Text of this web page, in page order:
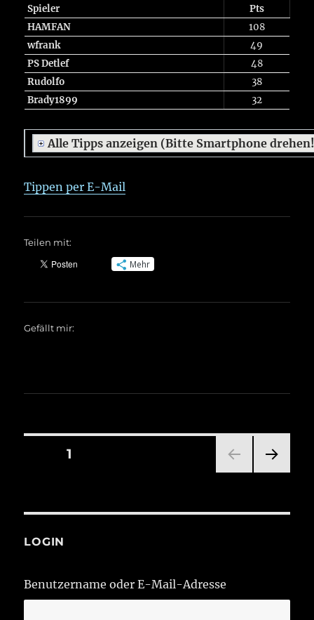
Spieler
Pts
HAMFAN
108
wfrank
49
PS Detlef
48
Rudolfo
38
Brady1899
32
Alle Tipps anzeigen (Bitte Smartphone
Tippen per E-Mail
Teilen mit:
Mehr
Gefällt mir:
Seitennummerierung
Beiträge
SEITE1
E
LOGIN
Benutzername oder E-Mail-Adresse